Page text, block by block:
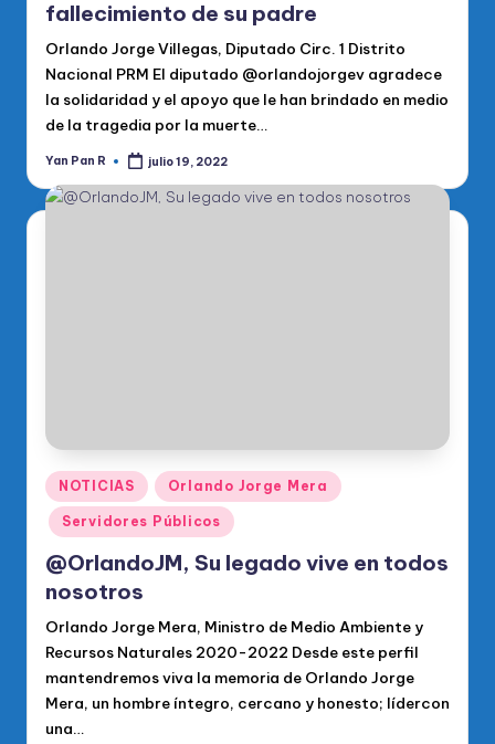
fallecimiento de su padre
Orlando Jorge Villegas, Diputado Circ. 1 Distrito
Nacional PRM El diputado @orlandojorgev agradece
la solidaridad y el apoyo que le han brindado en medio
de la tragedia por la muerte…
Publicado
Yan Pan R julio 19, 2022
Publicado
en
NOTICIAS Orlando Jorge Mera
Servidores Públicos
@OrlandoJM, Su legado vive en todos
nosotros
Orlando Jorge Mera, Ministro de Medio Ambiente y
Recursos Naturales 2020-2022 Desde este perfil
mantendremos viva la memoria de Orlando Jorge
Mera, un hombre íntegro, cercano y honesto; lídercon
una…